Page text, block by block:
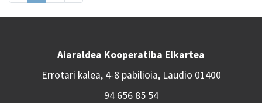
Aiaraldea Kooperatiba Elkartea
Errotari kalea, 4-8 pabilioia, Laudio 01400
94 656 85 54